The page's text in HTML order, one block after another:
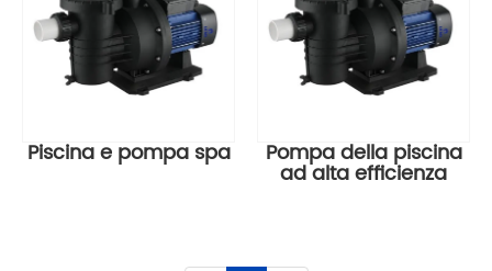
Piscina e pompa spa Pompa della piscina
ad alta efficienza